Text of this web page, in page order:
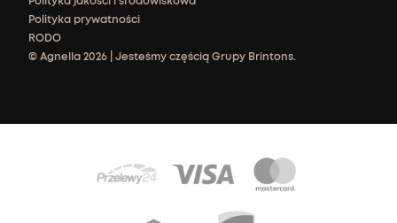
Polityka prywatności
RODO
© Agnella 2026 | Jesteśmy częścią Grupy Brintons.